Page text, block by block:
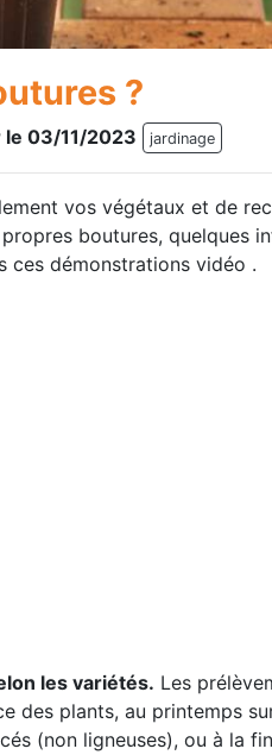
?
le 03/11/2023 jardinage
vos végétaux et de
boutures, quelques
ces démonstrations vidéo .
les variétés. Les
des plants, au printemps
(non ligneuses), ou à la